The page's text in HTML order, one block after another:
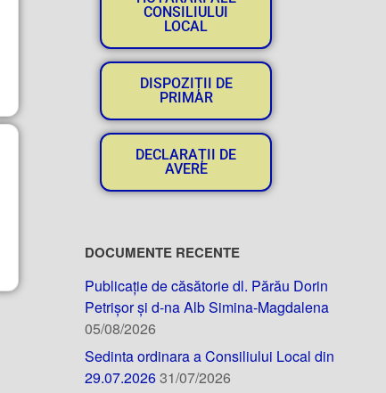
CONSILIULUI
LOCAL
DISPOZIȚII DE
PRIMAR
DECLARAȚII DE
AVERE
DOCUMENTE RECENTE
Publicație de căsătorie dl. Părău Dorin
Petrișor și d-na Alb Simina-Magdalena
05/08/2026
Sedinta ordinara a Consiliului Local din
29.07.202631/07/2026